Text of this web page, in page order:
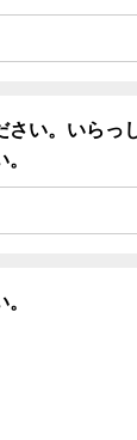
さい。いらっ